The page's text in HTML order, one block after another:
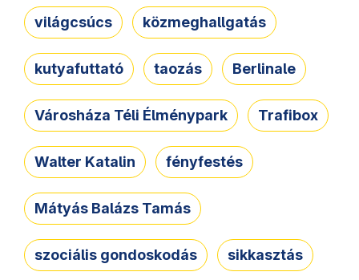
világcsúcs közmeghallgatás
kutyafuttató taozás Berlinale
Városháza Téli Élménypark Trafibox
Walter Katalin fényfestés
Mátyás Balázs Tamás
szociális gondoskodás sikkasztás